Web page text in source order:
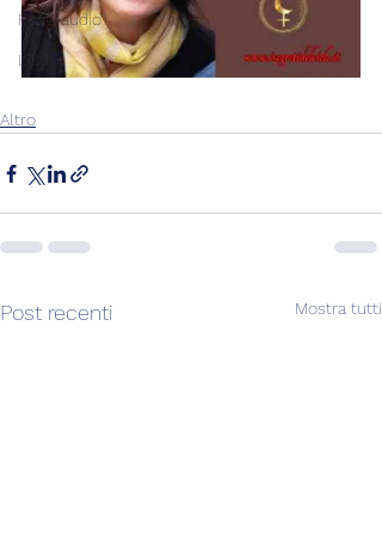
Post+audio
Lilith+
Altro
Post recenti Mostra tutti